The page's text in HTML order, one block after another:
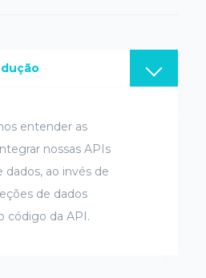
entender as
nossas APIs
dados, ao invés de
de dados
código da API.